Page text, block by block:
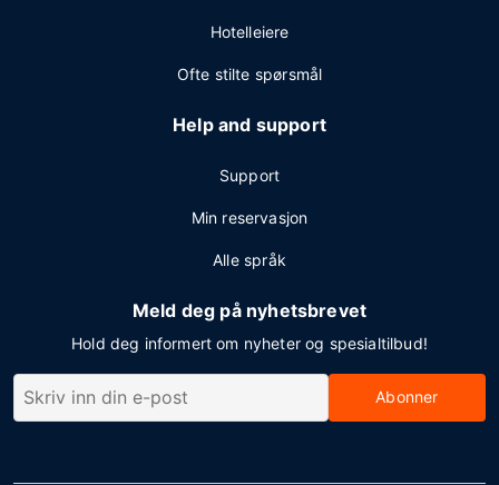
Hotelleiere
Ofte stilte spørsmål
Help and support
Support
Min reservasjon
Alle språk
Meld deg på nyhetsbrevet
Hold deg informert om nyheter og spesialtilbud!
Abonner